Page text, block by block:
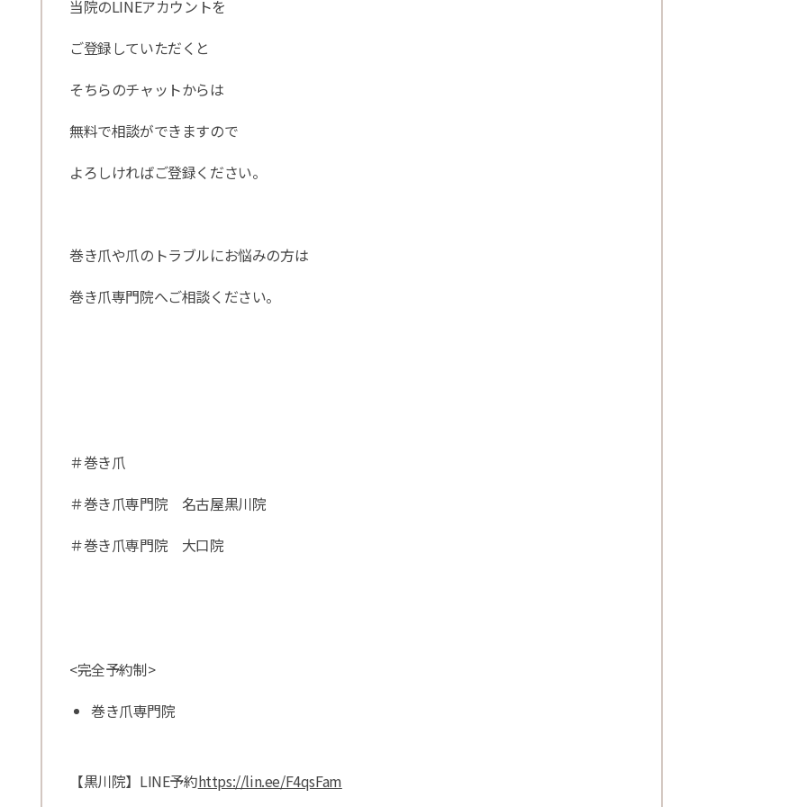
当院のLINEアカウントを
ご登録していただくと
そちらのチャットからは
無料で相談ができますので
よろしければご登録ください。
巻き爪や爪のトラブルにお悩みの方は
巻き爪専門院へご相談ください。
＃巻き爪
＃巻き爪専門院 名古屋黒川院
＃巻き爪専門院 大口院
<完全予約制>
巻き爪専門院
【黒川院】LINE予約https://lin.ee/F4qsFam